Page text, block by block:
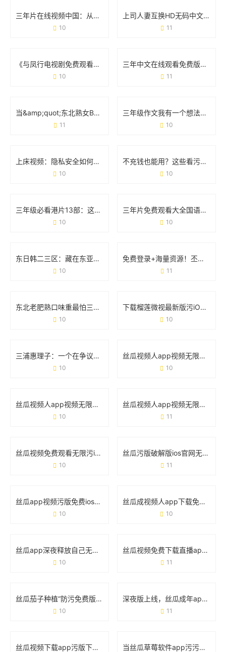
三年片在线视频中国：从流量狂欢到内容升级的蜕变之路
10
上司人妻互换HD无码中文字幕：一场争议背后的社会观察与影视现象
11
《与凤行电视剧免费观看全集完整版》：追剧攻略与观剧体验全分享
10
三年中文在线观看免费版：追剧党的“宝藏库”还是行业新趋势？
11
当&amp;quot;东北熟女BBWBBW喷水&amp;quot;成为现象：那些藏在标签背后的真实人生
11
三年级作文我有一个想法300字：用创意点亮校园生活
10
上床视频：隐私安全如何成为当代人的必修课？
10
不充钱也能用？这些看污污视频软件到底靠谱吗？
10
三年级必看港片13部：这波经典电影清单，你家娃看过几部？
10
三年片免费观看大全国语第二季：剧情升级与追剧攻略
10
东日韩二三区：藏在东亚的“隐形冠军”是如何炼成的？
10
免费登录+海量资源！丕丕漫画网站登录页面免费体验全攻略
11
东北老肥熟口味重最怕三个东西：当豪横遇上新挑战
10
下载榴莲微视最新版污iOS：用户需求与使用场景全解读
10
三浦惠理子：一个在争议与热爱中成长的女性符号
10
丝瓜视频人app视频无限看ios福利版：如何用一款工具满足追剧需求？
10
丝瓜视频人app视频无限看在线免费：这波操作到底有多爽？
10
丝瓜视频人app视频无限看污：你需要了解的5个真相
11
丝瓜视频免费观看无限污iOS版：用户需求与安全风险的真实讨论
10
丝瓜污版破解版ios官网无限观看的真相与风险指南
11
丝瓜app视频污版免费ios破解版：免费背后的危险与真相
10
丝瓜成视频人app下载免费无限观看：这款宝藏工具究竟靠不靠谱？
10
丝瓜app深夜释放自己无限看免费版：这届年轻人为什么离不开它？
10
丝瓜视频免费下载直播app破解版：风险提示与实用避坑指南
11
丝瓜茄子种植“防污免费版”技巧：手把手教你种出干净菜
10
深夜版上线，丝瓜成年app视频软件为何引发热议？
11
丝瓜视频下载app污版下载app免费版：这些风险你真的知道吗？ 当丝瓜草莓软件app污污下载午夜版遇上手机安全：你需要知道的那些事